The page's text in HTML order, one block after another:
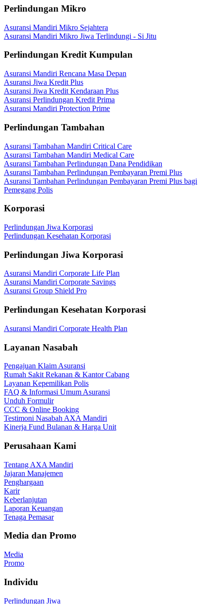
Perlindungan Mikro
Asuransi Mandiri Mikro Sejahtera
Asuransi Mandiri Mikro Jiwa Terlindungi - Si Jitu
Perlindungan Kredit Kumpulan
Asuransi Mandiri Rencana Masa Depan
Asuransi Jiwa Kredit Plus
Asuransi Jiwa Kredit Kendaraan Plus
Asuransi Perlindungan Kredit Prima
Asuransi Mandiri Protection Prime
Perlindungan Tambahan
Asuransi Tambahan Mandiri Critical Care
Asuransi Tambahan Mandiri Medical Care
Asuransi Tambahan Perlindungan Dana Pendidikan
Asuransi Tambahan Perlindungan Pembayaran Premi Plus
Asuransi Tambahan Perlindungan Pembayaran Premi Plus bagi
Pemegang Polis
Korporasi
Perlindungan Jiwa Korporasi
Perlindungan Kesehatan Korporasi
Perlindungan Jiwa Korporasi
Asuransi Mandiri Corporate Life Plan
Asuransi Mandiri Corporate Savings
Asuransi Group Shield Pro
Perlindungan Kesehatan Korporasi
Asuransi Mandiri Corporate Health Plan
Layanan Nasabah
Pengajuan Klaim Asuransi
Rumah Sakit Rekanan & Kantor Cabang
Layanan Kepemilikan Polis
FAQ & Informasi Umum Asuransi
Unduh Formulir
CCC & Online Booking
Testimoni Nasabah AXA Mandiri
Kinerja Fund Bulanan & Harga Unit
Perusahaan Kami
Tentang AXA Mandiri
Jajaran Manajemen
Penghargaan
Karir
Keberlanjutan
Laporan Keuangan
Tenaga Pemasar
Media dan Promo
Media
Promo
Individu
Perlindungan Jiwa